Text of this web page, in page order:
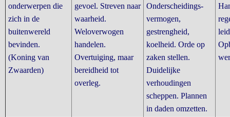
onderwerpen die
zich in de
buitenwereld
bevinden.
(Koning van
Zwaarden)
gevoel. Streven naar
waarheid.
Weloverwogen
handelen.
Overtuiging, maar
bereidheid tot
overleg.
Onderscheidings-
vermogen,
gestrengheid,
koelheid. Orde op
zaken stellen.
Duidelijke
verhoudingen
scheppen. Plannen
in daden omzetten.